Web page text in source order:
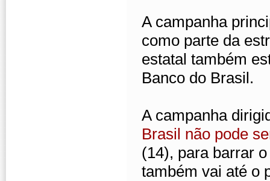
A campanha
como parte da
estatal também
Banco do Brasil.
A campanha
Brasil não pode
(14), para barrar
também vai até o